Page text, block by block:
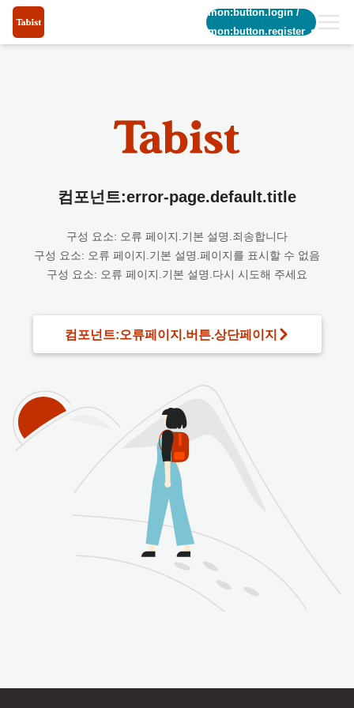
common:button.login/
common:button.register_short
컴포넌트:error-page.default.title
구성 요소: 오류 페이지.기본 설명.죄송합니다
구성 요소: 오류 페이지.기본 설명.페이지를 표시할 수 없음
구성 요소: 오류 페이지.기본 설명.다시 시도해 주세요
컴포넌트:오류페이지.버튼.상단페이지